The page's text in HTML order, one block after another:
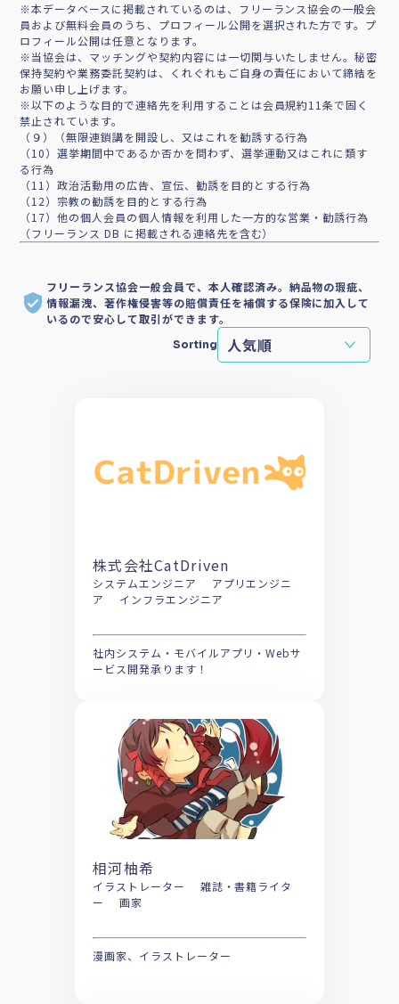
※本データベースに掲載されているのは、フリーランス協会の一般会
員および無料会員のうち、プロフィール公開を選択された方です。プ
ロフィール公開は任意となります。
※当協会は、マッチングや契約内容には一切関与いたしません。秘密
保持契約や業務委託契約は、くれぐれもご自身の責任において締結を
お願い申し上げます。
※以下のような目的で連絡先を利用することは会員規約11条で固く
禁止されています。
（９）（無限連鎖講を開設し、又はこれを勧誘する行為
（10）選挙期間中であるか否かを問わず、選挙運動又はこれに類す
る行為
（11）政治活動用の広告、宣伝、勧誘を目的とする行為
（12）宗教の勧誘を目的とする行為
（17）他の個人会員の個人情報を利用した一方的な営業・勧誘行為
（フリーランス DB に掲載される連絡先を含む）
フリーランス協会一般会員で、本人確認済み。納品物の瑕疵、
情報漏洩、著作権侵害等の賠償責任を補償する保険に加入して
いるので安心して取引ができます。
Sorting
株式会社CatDriven
システムエンジニア アプリエンジニ
ア インフラエンジニア
社内システム・モバイルアプリ・Webサ
ービス開発承ります！
相河柚希
イラストレーター 雑誌・書籍ライタ
ー 画家
漫画家、イラストレーター